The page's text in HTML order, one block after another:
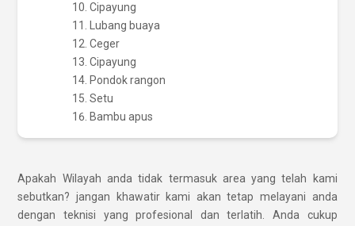
Cipayung
Lubang buaya
Ceger
Cipayung
Pondok rangon
Setu
Bambu apus
Apakah Wilayah anda tidak termasuk area yang telah kami
sebutkan? jangan khawatir kami akan tetap melayani anda
dengan teknisi yang profesional dan terlatih. Anda cukup